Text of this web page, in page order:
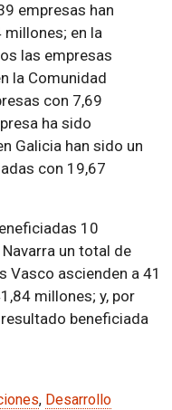
empresas han
en la
las empresas
la Comunidad
con 7,69
ha sido
Galicia han sido un
con 19,67
10
un total de
Vasco ascienden a 41
millones; y, por
beneficiada
, Desarrollo